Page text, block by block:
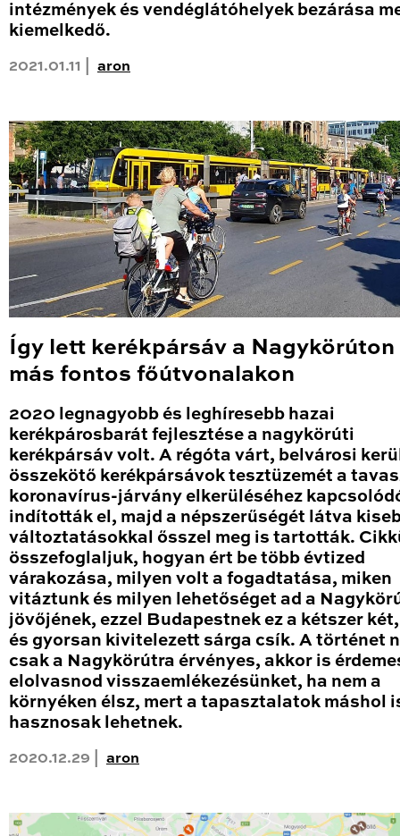
intézmények és vendéglátóhelyek bezárása
kiemelkedő.
2021.01.11 | aron
Így lett kerékpársáv a Nagykörúton
más fontos főútvonalakon
2020 legnagyobb és leghíresebb hazai
kerékpárosbarát fejlesztése a nagykörúti
kerékpársáv volt. A régóta várt, belvárosi
összekötő kerékpársávok tesztüzemét a
koronavírus-járvány elkerüléséhez
indították el, majd a népszerűségét látva
változtatásokkal ősszel meg is tartották.
összefoglaljuk, hogyan ért be több évtized
várakozása, milyen volt a fogadtatása, miken
vitáztunk és milyen lehetőséget ad a
jövőjének, ezzel Budapestnek ez a kétszer
és gyorsan kivitelezett sárga csík. A történet
csak a Nagykörútra érvényes, akkor is
elolvasnod visszaemlékezésünket, ha nem a
környéken élsz, mert a tapasztalatok máshol
hasznosak lehetnek.
2020.12.29 | aron